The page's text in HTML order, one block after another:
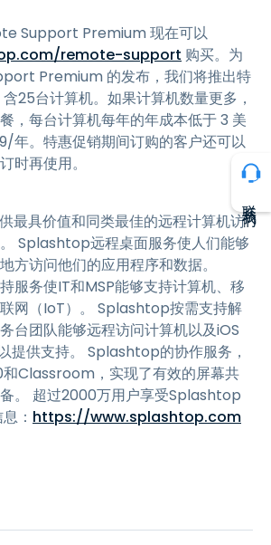
Support Premium 现在可以
remote-support 购买。为
Premium 的发布，我们将推出特
25台计算机。如果计算机数量更多，
，每台计算机每年的年成本低于 3 美
年。特惠促销期间订购的客户还可以
时再使用。
最具价值和同类最佳的远程计算机访
Splashtop远程桌面服务使人们能够
方访问他们的应用程序和数据。
服务使IT和MSP能够支持计算机、移
网（IoT）。 Splashtop按需支持解
台团队能够远程访问计算机以及iOS
提供支持。 Splashtop的协作服务，
Classroom，实现了有效的屏幕共
。 超过2000万用户享受Splashtop
： https://www.splashtop.com